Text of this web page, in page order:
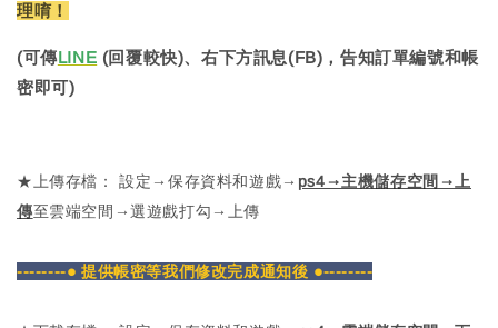
理唷！
(可傳LINE (回覆較快)、右下方訊息(FB)，告知訂單編號和帳
密即可)
★上傳存檔： 設定→保存資料和遊戲→ ps4→主機儲存空間→上
傳至雲端空間→選遊戲打勾→上傳
--------● 提供帳密等我們修改完成通知後 ●--------